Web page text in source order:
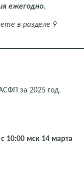
ежегодно.
в разделе 9
за 2025 год.
10:00 мск 14 марта